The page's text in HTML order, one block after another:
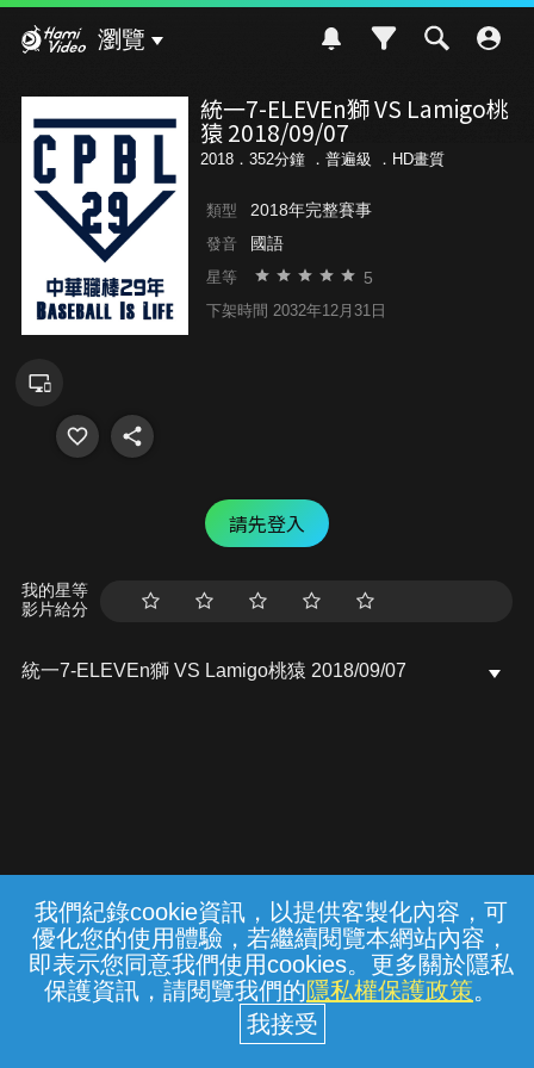
我們紀錄cookie資訊，以提供客製化內容，可
優化您的使用體驗，若繼續閱覽本網站內容，
即表示您同意我們使用cookies。更多關於隱私
保護資訊，請閱覽我們的隱私權保護政策。
瀏覽
統一7-ELEVEn獅 VS Lamigo桃
猿 2018/09/07
2018．352分鐘 ． 普遍級 ．HD畫質
類型 2018年完整賽事
發音 國語
星等 5
下架時間 2032年12月31日
請先登入
我的星等
影片給分
統一7-ELEVEn獅 VS Lamigo桃猿 2018/09/07
常見問題 線上客服 服務條款 隱私權保護
中華電信股份有限公司個人家庭分公司
(統一編號：96979949) © 2026
{{notifyMsg}}